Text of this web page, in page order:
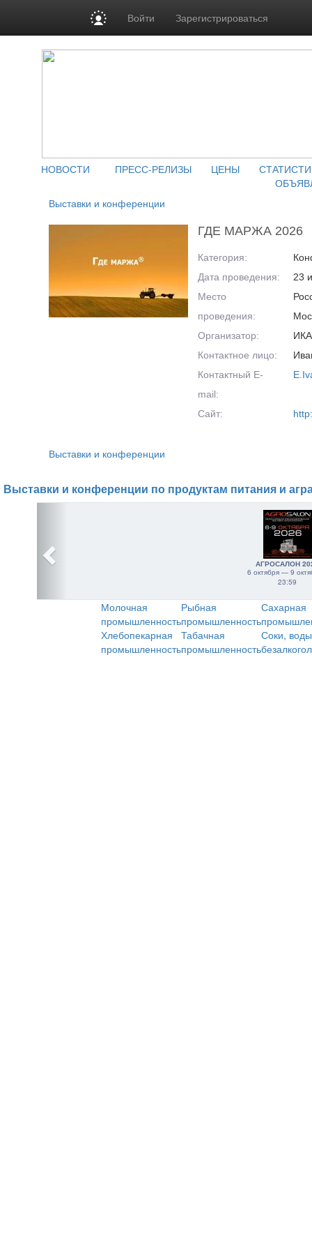
Войти Зарегистрироваться
НОВОСТИ ПРЕСС-РЕЛИЗЫ ЦЕНЫ
Выставки и конференции
ГДЕ МАРЖА 2026
Категория:
Дата проведения:
23
Место
проведения:
Организатор:
Контактное лицо:
Контактный E-
mail:
Сайт:
Выставки и конференции
Выставки и конференции по продуктам питания и
АГРОСАЛОН
6 октября — 9
23:59
Молочная
промышленность
Рыбная
промышленность
Сахарная
Хлебопекарная
промышленность
Табачная
промышленность
Соки,